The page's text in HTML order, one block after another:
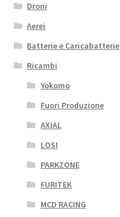
Droni
Aerei
Batterie e Caricabatterie
Ricambi
Yokomo
Fuori Produzione
AXIAL
LOSI
PARKZONE
FURITEK
MCD RACING